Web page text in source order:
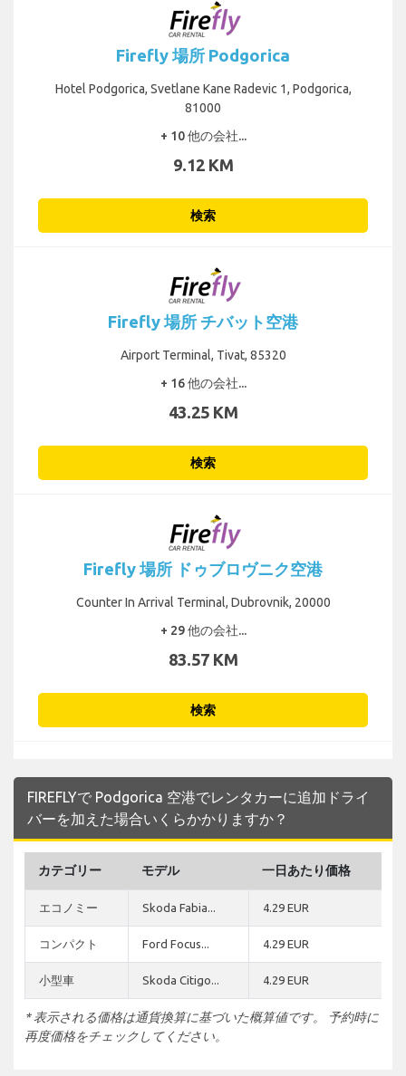
Firefly 場所 Podgorica
Hotel Podgorica, Svetlane Kane Radevic 1, Podgorica,
81000
+ 10 他の会社...
9.12 KM
検索
Firefly 場所 チバット空港
Airport Terminal, Tivat, 85320
+ 16 他の会社...
43.25 KM
検索
Firefly 場所 ドゥブロヴニク空港
Counter In Arrival Terminal, Dubrovnik, 20000
+ 29 他の会社...
83.57 KM
検索
FIREFLYで Podgorica 空港でレンタカーに追加ドライ
バーを加えた場合いくらかかりますか？
カテゴリー モデル 一日あたり価格
エコノミー Skoda Fabia... 4.29 EUR
コンパクト Ford Focus... 4.29 EUR
小型車 Skoda Citigo... 4.29 EUR
* 表示される価格は通貨換算に基づいた概算値です。 予約時に
再度価格をチェックしてください。